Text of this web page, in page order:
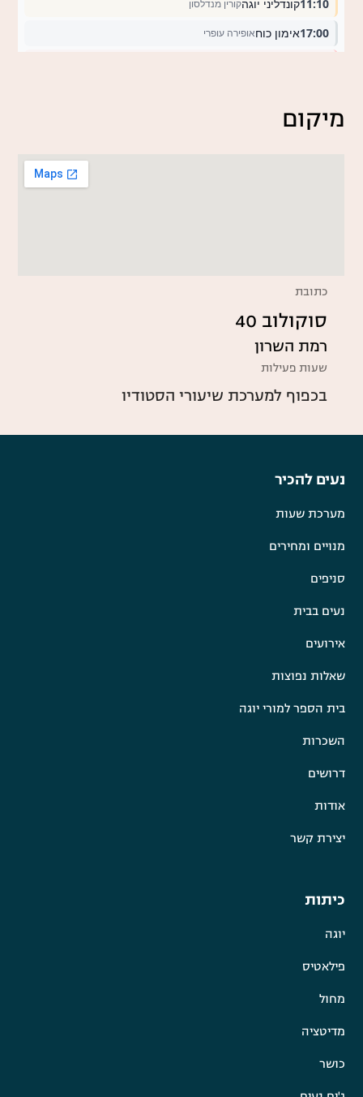
מיקום
כתובת
סוקולוב 40
רמת השרון
שעות פעילות
בכפוף למערכת שיעורי הסטודיו
נעים להכיר
מערכת שעות
מנויים ומחירים
סניפים
נעים בבית
אירועים
שאלות נפוצות
בית הספר למורי יוגה
השכרות
דרושים
אודות
יצירת קשר
כיתות
יוגה
פילאטיס
מחול
מדיטציה
כושר